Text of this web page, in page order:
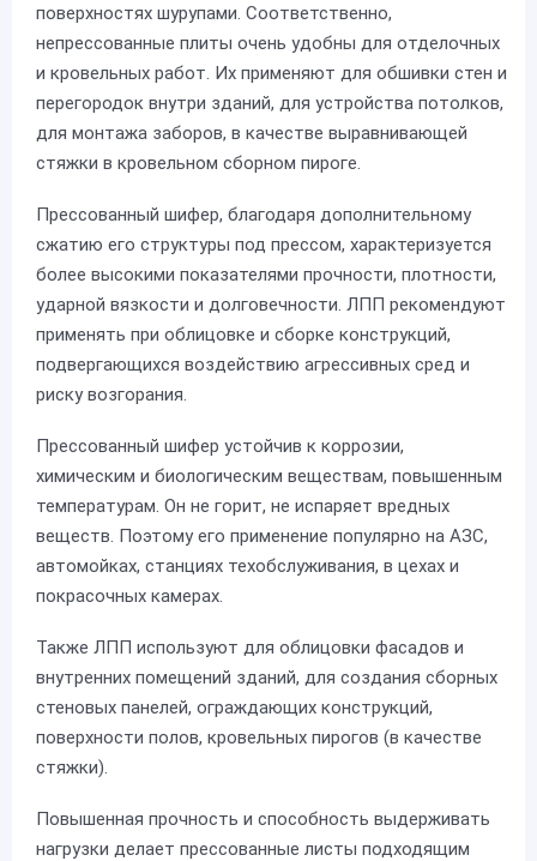
поверхностях шурупами. Соответственно,
непрессованные плиты очень удобны для отделочных
и кровельных работ. Их применяют для обшивки стен и
перегородок внутри зданий, для устройства потолков,
для монтажа заборов, в качестве выравнивающей
стяжки в кровельном сборном пироге.
Прессованный шифер, благодаря дополнительному
сжатию его структуры под прессом, характеризуется
более высокими показателями прочности, плотности,
ударной вязкости и долговечности. ЛПП рекомендуют
применять при облицовке и сборке конструкций,
подвергающихся воздействию агрессивных сред и
риску возгорания.
Прессованный шифер устойчив к коррозии,
химическим и биологическим веществам, повышенным
температурам. Он не горит, не испаряет вредных
веществ. Поэтому его применение популярно на АЗС,
автомойках, станциях техобслуживания, в цехах и
покрасочных камерах.
Также ЛПП используют для облицовки фасадов и
внутренних помещений зданий, для создания сборных
стеновых панелей, ограждающих конструкций,
поверхности полов, кровельных пирогов (в качестве
стяжки).
Повышенная прочность и способность выдерживать
нагрузки делает прессованные листы подходящим